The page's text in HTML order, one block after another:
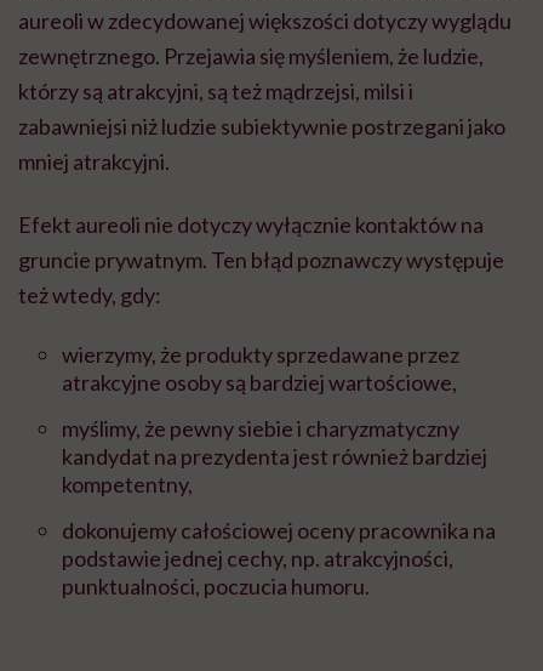
aureoli w zdecydowanej większości dotyczy wyglądu
zewnętrznego. Przejawia się myśleniem, że ludzie,
którzy są atrakcyjni, są też mądrzejsi, milsi i
zabawniejsi niż ludzie subiektywnie postrzegani jako
mniej atrakcyjni.
Efekt aureoli nie dotyczy wyłącznie kontaktów na
gruncie prywatnym. Ten błąd poznawczy występuje
też wtedy, gdy:
wierzymy, że produkty sprzedawane przez
atrakcyjne osoby są bardziej wartościowe,
myślimy, że pewny siebie i charyzmatyczny
kandydat na prezydenta jest również bardziej
kompetentny,
dokonujemy całościowej oceny pracownika na
podstawie jednej cechy, np. atrakcyjności,
punktualności, poczucia humoru.